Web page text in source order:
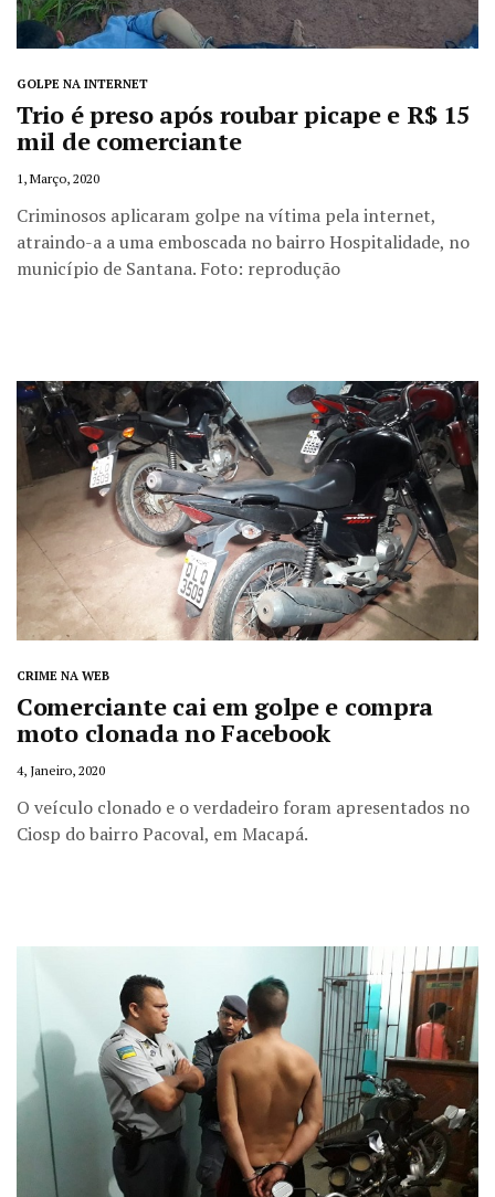
GOLPE NA INTERNET
Trio é preso após roubar picape e R$ 15
mil de comerciante
1, Março, 2020
Criminosos aplicaram golpe na vítima pela internet,
atraindo-a a uma emboscada no bairro Hospitalidade, no
município de Santana. Foto: reprodução
CRIME NA WEB
Comerciante cai em golpe e compra
moto clonada no Facebook
4, Janeiro, 2020
O veículo clonado e o verdadeiro foram apresentados no
Ciosp do bairro Pacoval, em Macapá.